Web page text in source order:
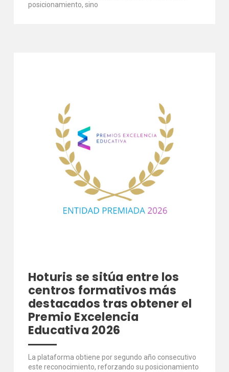
posicionamiento, sino
Hoturis se sitúa entre los
centros formativos más
destacados tras obtener el
Premio Excelencia
Educativa 2026
La plataforma obtiene por segundo año consecutivo
este reconocimiento, reforzando su posicionamiento